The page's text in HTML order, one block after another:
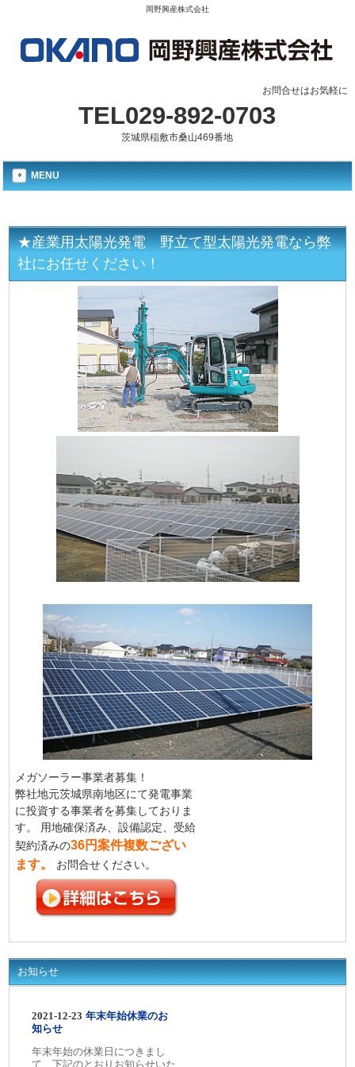
岡野興産株式会社
お問合せはお気軽に
TEL029-892-0703
茨城県稲敷市桑山469番地
MENU
★産業用太陽光発電 野立て型太陽光発電なら弊
社にお任せください！
メガソーラー事業者募集！
弊社地元茨城県南地区にて発電事業
に投資する事業者を募集しておりま
す。 用地確保済み、設備認定、受給
契約済みの36円案件複数ござい
ます。
お問合せください。
お知らせ